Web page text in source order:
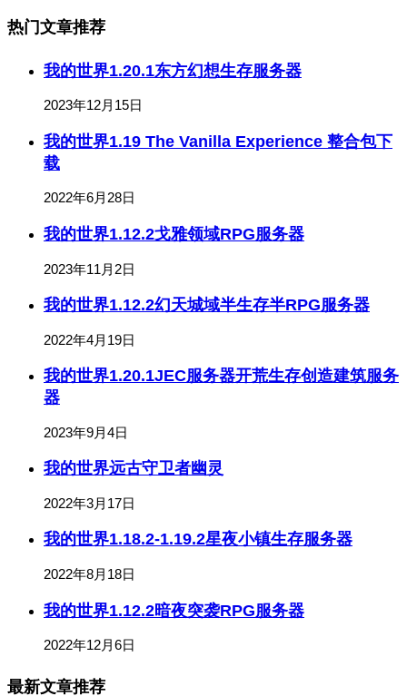
热门文章推荐
我的世界1.20.1东方幻想生存服务器
2023年12月15日
我的世界1.19 The Vanilla Experience 整合包下
载
2022年6月28日
我的世界1.12.2戈雅领域RPG服务器
2023年11月2日
我的世界1.12.2幻天城域半生存半RPG服务器
2022年4月19日
我的世界1.20.1JEC服务器开荒生存创造建筑服务
器
2023年9月4日
我的世界远古守卫者幽灵
2022年3月17日
我的世界1.18.2-1.19.2星夜小镇生存服务器
2022年8月18日
我的世界1.12.2暗夜突袭RPG服务器
2022年12月6日
最新文章推荐